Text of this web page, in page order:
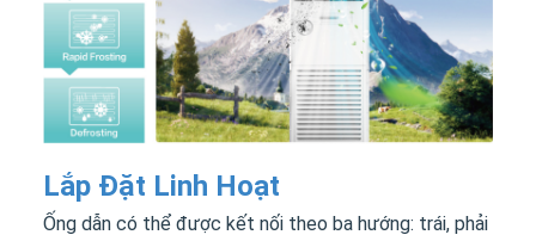
Lắp Đặt Linh Hoạt
Ống dẫn có thể được kết nối theo ba hướng: trái, phải